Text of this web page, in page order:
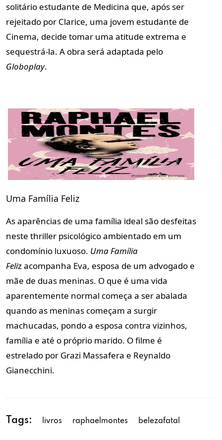
solitário estudante de Medicina que, após ser
rejeitado por Clarice, uma jovem estudante de
Cinema, decide tomar uma atitude extrema e
sequestrá-la. A obra será adaptada pelo
Globoplay.
Uma Família Feliz
As aparências de uma família ideal são desfeitas
neste thriller psicológico ambientado em um
condomínio luxuoso. Uma Família
Felizacompanha Eva, esposa de um advogado e
mãe de duas meninas. O que é uma vida
aparentemente normal começa a ser abalada
quando as meninas começam a surgir
machucadas, pondo a esposa contra vizinhos,
família e até o próprio marido. O filme é
estrelado por Grazi Massafera e Reynaldo
Gianecchini.
Tags: livros raphaelmontes belezafatal